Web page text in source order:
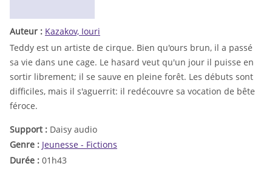
Auteur : Kazakov, Iouri
Teddy est un artiste de cirque. Bien qu'ours brun, il a passé
sa vie dans une cage. Le hasard veut qu'un jour il puisse en
sortir librement; il se sauve en pleine forêt. Les débuts sont
difficiles, mais il s'aguerrit: il redécouvre sa vocation de bête
féroce.
Support : Daisy audio
Genre : Jeunesse - Fictions
Durée : 01h43